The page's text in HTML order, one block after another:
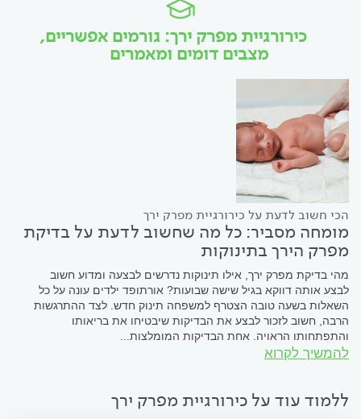
כירורגיית מפרק ירך: גורמים אפשריים,
מצבים דומים ומאמרים
הכי חשוב לדעת על כירורגיית מפרק ירך
מומחה מסביר: כל מה שחשוב לדעת על בדיקת
מפרק הירך בתינוקות
מהי בדיקת מפרק ירך, אילו תינוקות נדרשים לבצעה ומדוע חשוב
לבצע אותה דווקא בגיל שישה שבועות? אורתופד ילדים עונה על כל
השאלות בשעה טובה הצטרף למשפחה תינוק חדש. לצד ההתרגשות
הרבה, חשוב לזכור לבצע את הבדיקות שיבטיחו את בריאותו
והתפתחותו הראויה. אחת הבדיקות המומלצות...
להמשיך לקרוא
ללמוד עוד על כירורגיית מפרק ירך